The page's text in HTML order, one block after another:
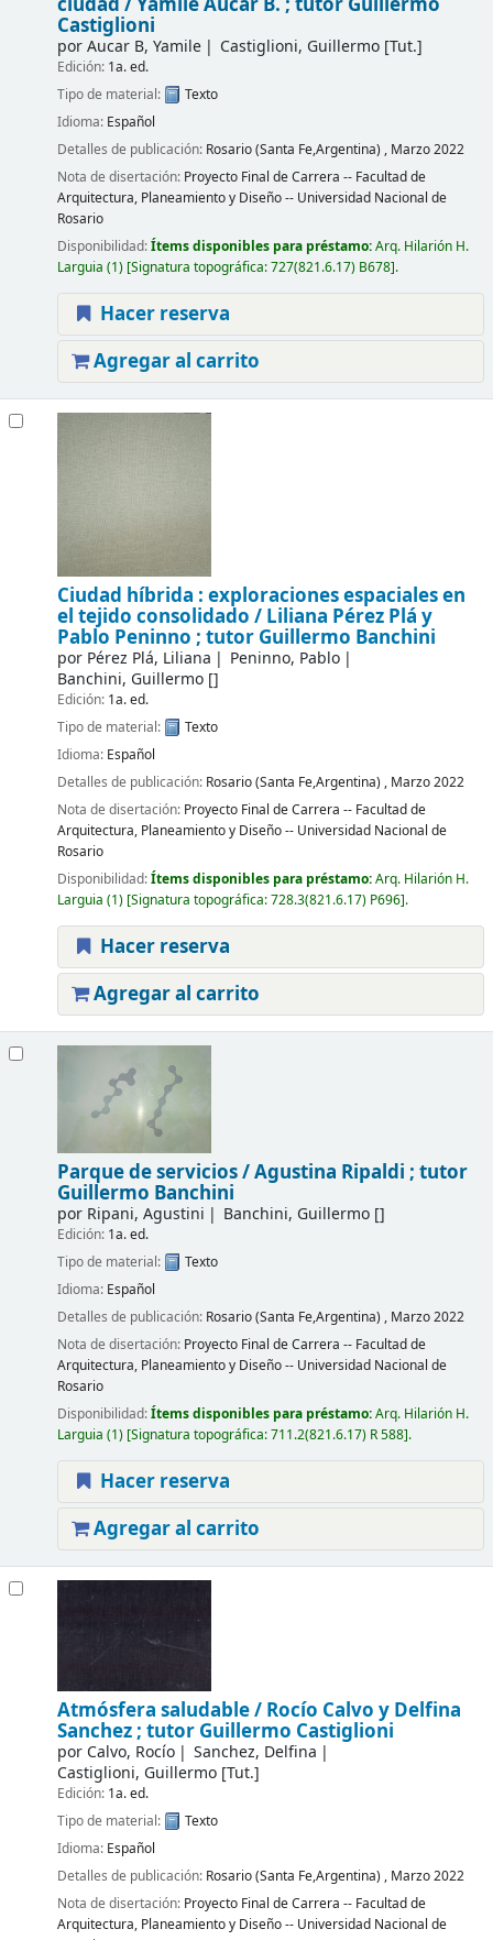
Castiglioni
porAucar B, Yamile Castiglioni, Guillermo [Tut.]
Edición: 1a. ed.
Tipo de material:
Texto
Idioma: Español
Detalles de publicación: Rosario (Santa Fe,Argentina) , Marzo 2022
Nota de disertación: Proyecto Final de Carrera -- Facultad de
Arquitectura, Planeamiento y Diseño -- Universidad Nacional de
Rosario
Disponibilidad:Ítems disponibles para préstamo:Arq. Hilarión H.
Larguia (1) Signatura topográfica:727(821.6.17) B678 .
Hacer reserva
Agregar al carrito
Ciudad híbrida : exploraciones espaciales en
el tejido consolidado / Liliana Pérez Plá y
Pablo Peninno ; tutor Guillermo Banchini
por Pérez Plá, Liliana
Peninno, Pablo
Banchini, Guillermo[]
Edición: 1a. ed.
Tipo de material:
Texto
Idioma: Español
Detalles de publicación: Rosario (Santa Fe,Argentina) , Marzo 2022
Nota de disertación: Proyecto Final de Carrera -- Facultad de
Arquitectura, Planeamiento y Diseño -- Universidad Nacional de
Rosario
Disponibilidad:Ítems disponibles para préstamo:Arq. Hilarión H.
Larguia (1) Signatura topográfica:728.3(821.6.17) P696 .
Hacer reserva
Agregar al carrito
Parque de servicios /Agustina Ripaldi ; tutor
Guillermo Banchini
por Ripani, Agustini Banchini, Guillermo []
Edición: 1a. ed.
Tipo de material:
Texto
Idioma: Español
Detalles de publicación: Rosario (Santa Fe,Argentina) , Marzo 2022
Nota de disertación: Proyecto Final de Carrera -- Facultad de
Arquitectura, Planeamiento y Diseño -- Universidad Nacional de
Rosario
Disponibilidad:Ítems disponibles para préstamo:Arq. Hilarión H.
Larguia (1) Signatura topográfica:711.2(821.6.17) R 588 .
Hacer reserva
Agregar al carrito
Atmósfera saludable / Rocío Calvo y Delfina
Sanchez ; tutor Guillermo Castiglioni
por Calvo, Rocío
Sanchez, Delfina
Castiglioni, Guillermo[Tut.]
Edición: 1a. ed.
Tipo de material:
Texto
Idioma: Español
Detalles de publicación: Rosario (Santa Fe,Argentina) , Marzo 2022
Nota de disertación: Proyecto Final de Carrera -- Facultad de
Arquitectura, Planeamiento y Diseño -- Universidad Nacional de